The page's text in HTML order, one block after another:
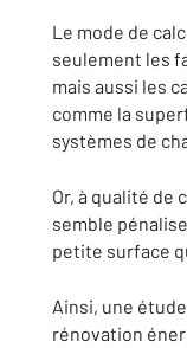
Le mode de
seulement les
mais aussi les
comme la
systèmes de
Or, à qualité de
semble
petite surface
Ainsi, une
rénovation